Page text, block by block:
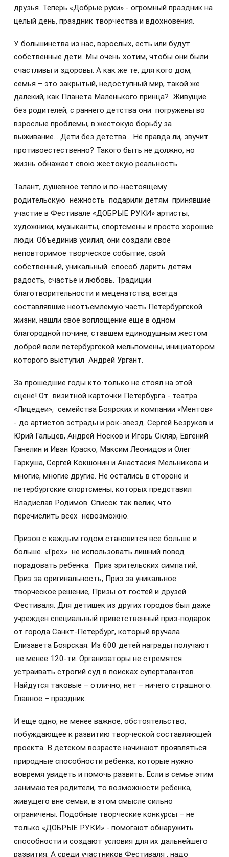
друзья. Теперь «Добрые руки» - огромный праздник на
целый день, праздник творчества и вдохновения.
У большинства из нас, взрослых, есть или будут
собственные дети. Мы очень хотим, чтобы они были
счастливы и здоровы. А как же те, для кого дом,
семья – это закрытый, недоступный мир, такой же
далекий, как Планета Маленького принца? Живущие
без родителей, с раннего детства они погружены во
взрослые проблемы, в жестокую борьбу за
выживание… Дети без детства… Не правда ли, звучит
противоестественно? Такого быть не должно, но
жизнь обнажает свою жестокую реальность.
Талант, душевное тепло и по-настоящему
родительскую нежность подарили детям принявшие
участие в Фестивале «ДОБРЫЕ РУКИ» артисты,
художники, музыканты, спортсмены и просто хорошие
люди. Объединив усилия, они создали свое
неповторимое творческое событие, свой
собственный, уникальный способ дарить детям
радость, счастье и любовь. Традиции
благотворительности и меценатства, всегда
составлявшие неотъемлемую часть Петербургской
жизни, нашли свое воплощение еще в одном
благородной почине, ставшем единодушным жестом
доброй воли петербургской мельпомены, инициатором
которого выступил Андрей Ургант.
За прошедшие годы кто только не стоял на этой
сцене! От визитной карточки Петербурга - театра
«Лицедеи», семейства Боярских и компании «Ментов»
- до артистов эстрады и рок-звезд. Сергей Безруков и
Юрий Гальцев, Андрей Носков и Игорь Скляр, Евгений
Ганелин и Иван Краско, Максим Леонидов и Олег
Гаркуша, Сергей Кокшонин и Анастасия Мельникова и
многие, многие другие. Не остались в стороне и
петербургские спортсмены, которых представил
Владислав Родимов. Список так велик, что
перечислить всех невозможно.
Призов с каждым годом становится все больше и
больше. «Грех» не использовать лишний повод
порадовать ребенка. Приз зрительских симпатий,
Приз за оригинальность, Приз за уникальное
творческое решение, Призы от гостей и друзей
Фестиваля. Для детишек из других городов был даже
учрежден специальный приветственный приз-подарок
от города Санкт-Петербург, который вручала
Елизавета Боярская. Из 600 детей награды получают
не менее 120-ти. Организаторы не стремятся
устраивать строгий суд в поисках суперталантов.
Найдутся таковые – отлично, нет – ничего страшного.
Главное – праздник.
И еще одно, не менее важное, обстоятельство,
побуждающее к развитию творческой составляющей
проекта. В детском возрасте начинают проявляться
природные способности ребенка, которые нужно
вовремя увидеть и помочь развить. Если в семье этим
занимаются родители, то возможности ребенка,
живущего вне семьи, в этом смысле сильно
ограничены. Подобные творческие конкурсы – не
только «ДОБРЫЕ РУКИ» - помогают обнаружить
способности и создают условия для их дальнейшего
развития. А среди участников Фестиваля , надо